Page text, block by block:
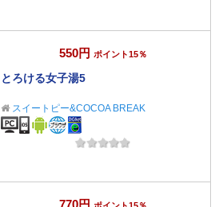
550円 ポイント15％
とろける女子湯5
スイートピー&COCOA BREAK
770円